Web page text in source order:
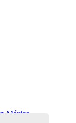
México